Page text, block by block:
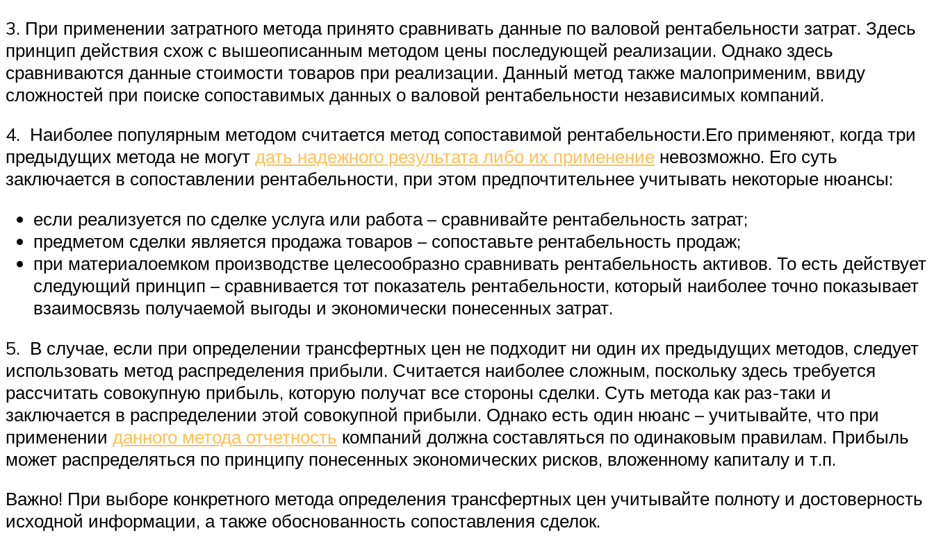
3. При применении затратного метода принято сравнивать данные по валовой рентабельности затрат. Здесь
принцип действия схож с вышеописанным методом цены последующей реализации. Однако здесь
сравниваются данные стоимости товаров при реализации. Данный метод также малоприменим, ввиду
сложностей при поиске сопоставимых данных о валовой рентабельности независимых компаний.
4. Наиболее популярным методом считается метод сопоставимой рентабельности.Его применяют, когда три
предыдущих метода не могут дать надежного результата либо их применение невозможно. Его суть
заключается в сопоставлении рентабельности, при этом предпочтительнее учитывать некоторые нюансы:
если реализуется по сделке услуга или работа – сравнивайте рентабельность затрат;
предметом сделки является продажа товаров – сопоставьте рентабельность продаж;
при материалоемком производстве целесообразно сравнивать рентабельность активов. То есть действует
следующий принцип – сравнивается тот показатель рентабельности, который наиболее точно показывает
взаимосвязь получаемой выгоды и экономически понесенных затрат.
5. В случае, если при определении трансфертных цен не подходит ни один их предыдущих методов, следует
использовать метод распределения прибыли. Считается наиболее сложным, поскольку здесь требуется
рассчитать совокупную прибыль, которую получат все стороны сделки. Суть метода как раз-таки и
заключается в распределении этой совокупной прибыли. Однако есть один нюанс – учитывайте, что при
применении данного метода отчетность компаний должна составляться по одинаковым правилам. Прибыль
может распределяться по принципу понесенных экономических рисков, вложенному капиталу и т.п.
Важно! При выборе конкретного метода определения трансфертных цен учитывайте полноту и достоверность
исходной информации, а также обоснованность сопоставления сделок.